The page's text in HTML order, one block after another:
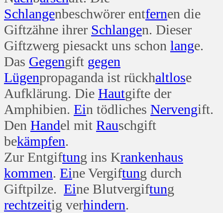
Schlangenbeschwörer entfernen die
Giftzähne ihrer Schlangen. Dieser
Giftzwerg piesackt uns schon lange.
Das Gegengift gegen
Lügenpropaganda ist rückhaltlose
Aufklärung. Die Hautgifte der
Amphibien. Ein tödliches Nervengift.
Den Handel mit Rauschgift
bekämpfen.
Zur Entgiftung ins Krankenhaus
kommen. Eine Vergiftung durch
Giftpilze. Eine Blutvergiftung
rechtzeitig verhindern.